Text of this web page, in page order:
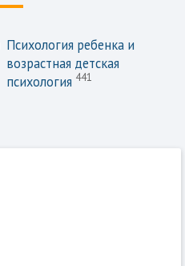
Психология ребенка и
возрастная детская
психология 441